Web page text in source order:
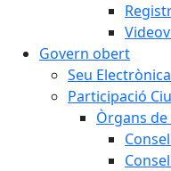
Govern obert
Seu Electrònica
Participació
Òrgans